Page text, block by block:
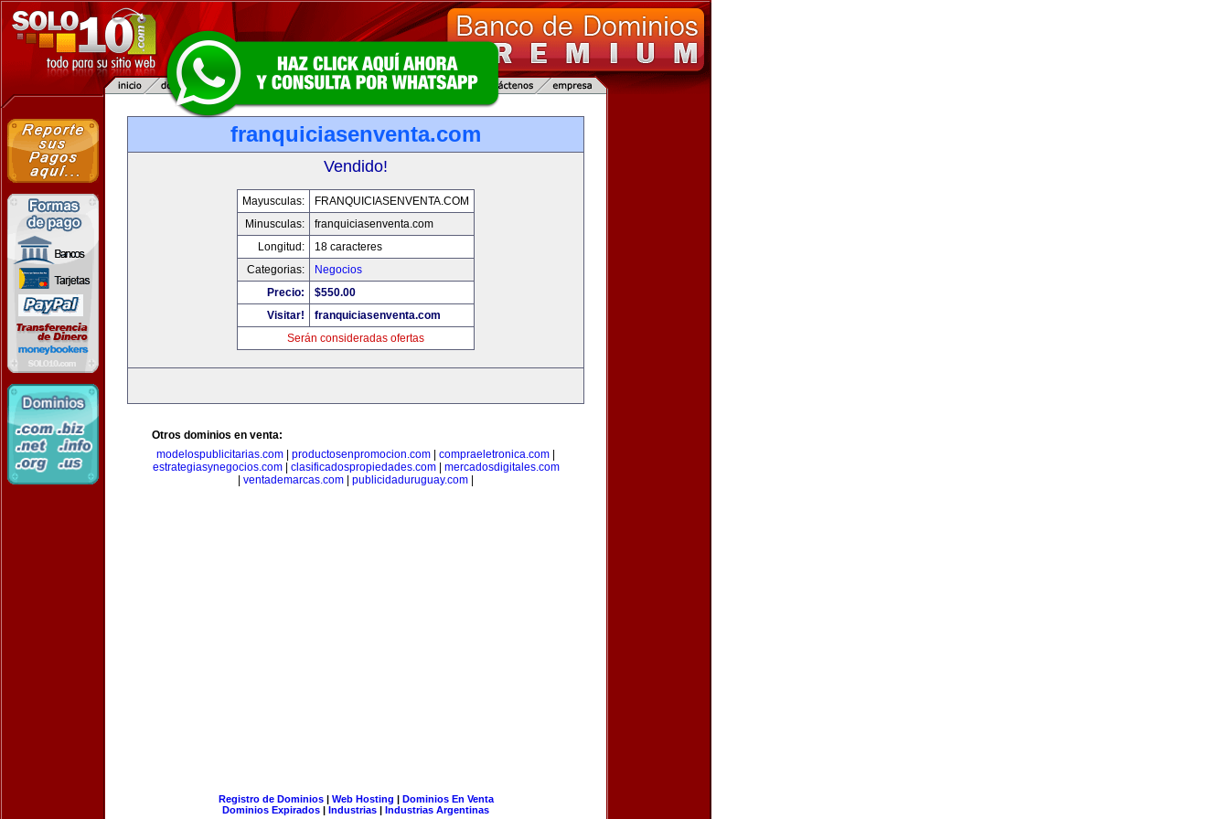
franquiciasenventa.com
Vendido!
Mayusculas:
FRANQUICIASENVENTA.COM
Minusculas:
franquiciasenventa.com
Longitud:
18 caracteres
Categorias:
Negocios
Precio:
$550.00
Visitar!
franquiciasenventa.com
Serán consideradas ofertas
Otros dominios en venta:
modelospublicitarias.com
productosenpromocion.com compraeletronica.com
estrategiasynegocios.com| clasificadospropiedades.com| mercadosdigitales.com
ventademarcas.com publicidaduruguay.com
Registro de Dominios| Web Hosting | Dominios En Venta
Dominios Expirados | Industrias | Industrias Argentinas